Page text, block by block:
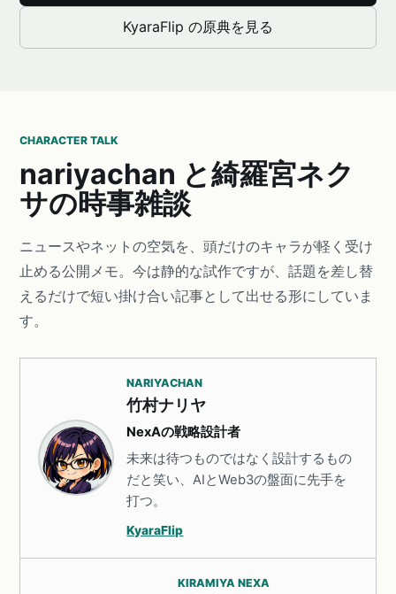
KyaraFlip の原典を見る
CHARACTER TALK
nariyachan と綺羅宮ネク
サの時事雑談
ニュースやネットの空気を、頭だけのキャラが軽く受け
止める公開メモ。今は静的な試作ですが、話題を差し替
えるだけで短い掛け合い記事として出せる形にしていま
す。
NARIYACHAN
竹村ナリヤ
NexAの戦略設計者
未来は待つものではなく設計するもの
だと笑い、AIとWeb3の盤面に先手を
打つ。
KyaraFlip
KIRAMIYA NEXA